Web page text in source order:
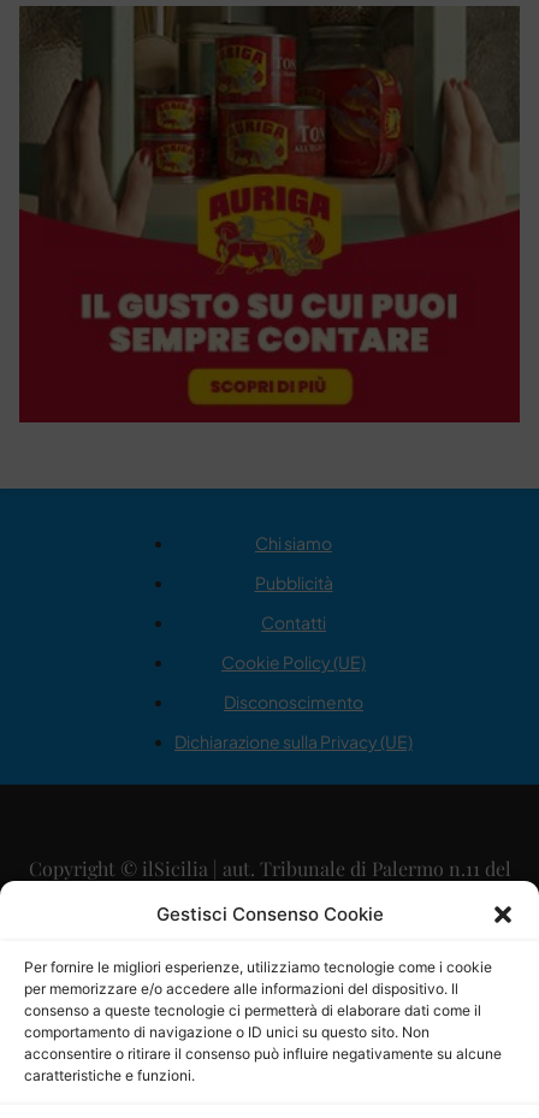
Gestisci Consenso Cookie
Per fornire le migliori esperienze, utilizziamo tecnologie come i cookie
per memorizzare e/o accedere alle informazioni del dispositivo. Il
consenso a queste tecnologie ci permetterà di elaborare dati come il
comportamento di navigazione o ID unici su questo sito. Non
acconsentire o ritirare il consenso può influire negativamente su alcune
caratteristiche e funzioni.
Chi siamo
Pubblicità
Contatti
Cookie Policy (UE)
Disconoscimento
Dichiarazione sulla Privacy (UE)
Copyright © ilSicilia | aut. Tribunale di Palermo n.11 del
29/09/2015
Direttore Editoriale: Maurizio Scaglione
Direttore Responsabile: Maria Calabrese